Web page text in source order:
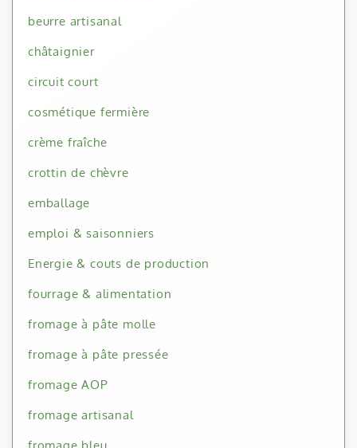
beurre artisanal
châtaignier
circuit court
cosmétique fermière
crème fraîche
crottin de chèvre
emballage
emploi & saisonniers
Energie & couts de production
fourrage & alimentation
fromage à pâte molle
fromage à pâte pressée
fromage AOP
fromage artisanal